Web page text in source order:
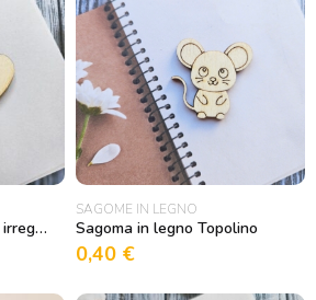
Sagoma in legno Cuore irregolare
SAGOME IN LEGNO
Sagoma in legno Topolino
0,40 €